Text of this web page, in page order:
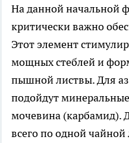
На данной начальной
критически важно
Этот элемент
мощных стеблей и
пышной листвы. Для
подойдут
мочевина (карбамид).
всего по одной